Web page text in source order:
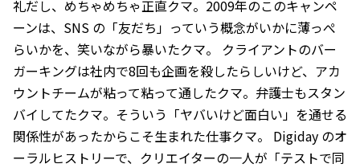
礼だし、めちゃめちゃ正直クマ。2009年のこのキャンペ
ーンは、SNS の「友だち」っていう概念がいかに薄っぺ
らいかを、笑いながら暴いたクマ。 クライアントのバー
ガーキングは社内で8回も企画を殺したらしいけど、アカ
ウントチームが粘って粘って通したクマ。弁護士もスタン
バイしてたクマ。そういう「ヤバいけど面白い」を通せる
関係性があったからこそ生まれた仕事クマ。 Digiday のオ
ーラルヒストリーで、クリエイターの一人が「テストで同